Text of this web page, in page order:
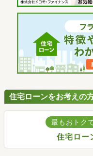
住宅ローンをお考えの
最もおトク
住宅ロー